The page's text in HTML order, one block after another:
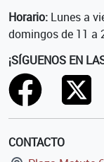
Horario: Lunes a
domingos de 11 a
¡SÍGUENOS EN
CONTACTO